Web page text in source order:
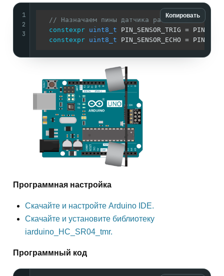
Копировать
1
2
3
// Назначаем пины датчика расстояния
constexpr uint8_t PIN_SENSOR_TRIG =
constexpr uint8_t
Программная настройка
Скачайте и настройте Arduino IDE.
Скачайте и установите библиотеку
iarduino_HC_SR04_tmr.
Программный код